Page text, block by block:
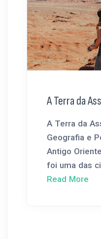
A Terra da
A Terra da
Geografia e
Antigo
foi uma das
Read More